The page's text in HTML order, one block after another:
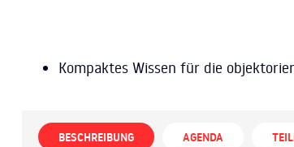
Kompaktes Wissen für die
BESCHREIBUNG AGENDA